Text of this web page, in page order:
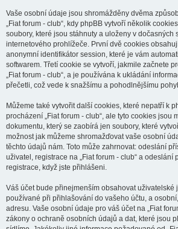
Vaše osobní údaje jsou shromážděny dvěma
„Fiat forum - club“, kdy phpBB vytvoří několik
soubory, které jsou stáhnuty a uloženy v dočasných
internetového prohlížeče. První dvě cookies
anonymní identifikátor session, které je vám
softwarem. Třetí cookie se vytvoří, jakmile začnete
„Fiat forum - club“, a je používána k ukládání
přečetli, což vede k snažšímu a pohodlnějšímu
Můžeme také vytvořit další cookies, které nepatří k
procházení „Fiat forum - club“, ale tyto cookies jsou
dokumentu, který se zaobírá jen soubory, které
možnost jak můžeme shromažďovat vaše osobní
těchto údajů nám. Toto může zahrnovat: odeslání
uživatel, registrace na „Fiat forum - club“ a odeslání
registrace, když jste přihlášeni.
Váš účet bude přinejmenším obsahovat uživatelské
používané při přihlašování do vašeho účtu, a
adresu. Vaše osobní údaje pro váš účet na „Fiat
zákony o ochraně osobních údajů a dat, které jsou